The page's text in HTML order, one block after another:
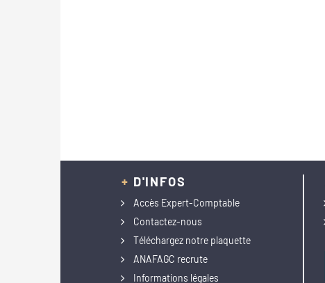
+ D'INFOS
Accès Expert-Comptable
Contactez-nous
Téléchargez notre plaquette
ANAFAGC recrute
Informations légales